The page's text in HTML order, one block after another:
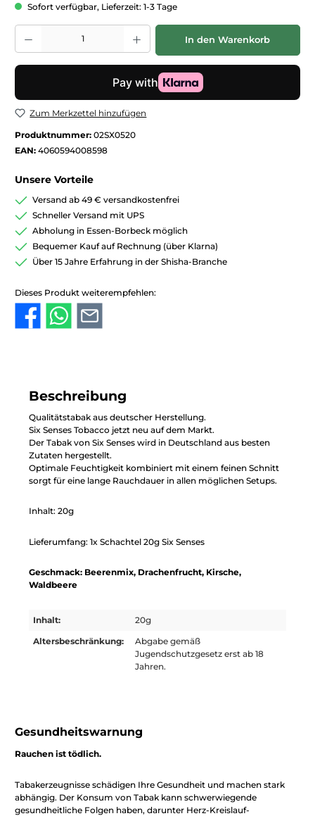
Sofort verfügbar, Lieferzeit: 1-3 Tage
Produkt Anzahl: Gib den gewünschten Wert ein oder benutze die
In den Warenkorb
Zum Merkzettel hinzufügen
Produktnummer: 02SX0520
EAN: 4060594008598
Unsere Vorteile
Versand ab 49 € versandkostenfrei
Schneller Versand mit UPS
Abholung in Essen-Borbeck möglich
Bequemer Kauf auf Rechnung (über Klarna)
Über 15 Jahre Erfahrung in der Shisha-Branche
Dieses Produkt weiterempfehlen:
Beschreibung
Qualitätstabak aus deutscher Herstellung.
Six Senses Tobacco jetzt neu auf dem Markt.
Der Tabak von Six Senses wird in Deutschland aus besten
Zutaten hergestellt.
Optimale Feuchtigkeit kombiniert mit einem feinen Schnitt
sorgt für eine lange Rauchdauer in allen möglichen Setups.
Inhalt: 20g
Lieferumfang: 1x Schachtel 20g Six Senses
Geschmack: Beerenmix, Drachenfrucht, Kirsche,
Waldbeere
Inhalt:
20g
Altersbeschränkung:
Abgabe gemäß
Jugendschutzgesetz erst ab 18
Jahren.
Gesundheitswarnung
Rauchen ist tödlich.
Tabakerzeugnisse schädigen Ihre Gesundheit und machen stark
abhängig. Der Konsum von Tabak kann schwerwiegende
gesundheitliche Folgen haben, darunter Herz-Kreislauf-